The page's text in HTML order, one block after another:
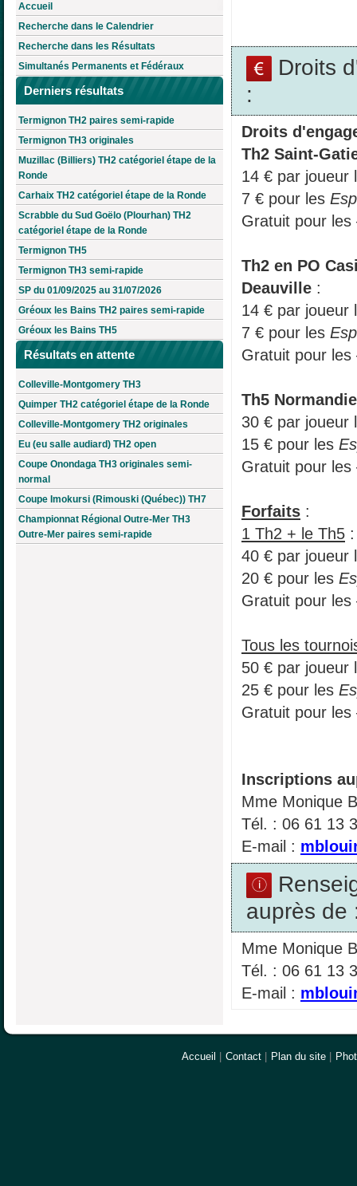
Accueil
Recherche dans le Calendrier
Recherche dans les Résultats
Simultanés Permanents et Fédéraux
Derniers résultats
Termignon TH2 paires semi-rapide
Termignon TH3 originales
Muzillac (Billiers) TH2 catégoriel étape de la
Ronde
Carhaix TH2 catégoriel étape de la Ronde
Scrabble du Sud Goëlo (Plourhan) TH2
catégoriel étape de la Ronde
Termignon TH5
Termignon TH3 semi-rapide
SP du 01/09/2025 au 31/07/2026
Gréoux les Bains TH2 paires semi-rapide
Gréoux les Bains TH5
Résultats en attente
Colleville-Montgomery TH3
Quimper TH2 catégoriel étape de la Ronde
Colleville-Montgomery TH2 originales
Eu (eu salle audiard) TH2 open
Coupe Onondaga TH3 originales semi-
normal
Coupe Imokursi (Rimouski (Québec)) TH7
Championnat Régional Outre-Mer TH3
Outre-Mer paires semi-rapide
Droits
:
Droits
Th2 Saint-
14 € par joueur
7 € pour les
Gratuit pour
Th2 en PO
Deauville :
14 € par joueur
7 € pour les
Gratuit pour
Th5 Normandie
30 € par joueur
15 € pour les
Gratuit pour les
Forfaits :
1 Th2 + le Th5 :
40 € par joueur
20 € pour les
Gratuit pour les
Tous les
50 € par joueur
25 € pour les
Gratuit pour les
Inscriptions
Mme Monique
Tél. : 06 61 13
E-mail :
auprès de
Mme Monique
Tél. : 06 61 13
E-mail :
Accueil Contact Plan du site